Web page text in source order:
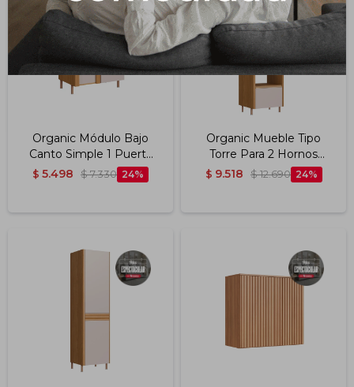
Organic Módulo Bajo
Canto Simple 1 Puerta
Color Nature/sand
$ 5.498 $ 7.330 24
Organic Mueble Tipo
Torre Para 2 Hornos
0.68m Color
Nature/sand
$ 9.518 $ 12.690 24